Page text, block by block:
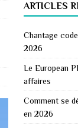
ARTICLES
Chantage
2026
Le European
affaires
Comment se
en 2026